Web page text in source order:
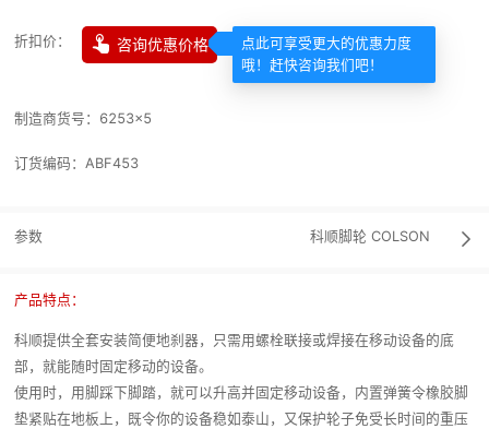
折扣价：  咨询优惠价格
点此可享受更大的优惠力度
哦！赶快咨询我们吧！
制造商货号： 6253×5
订货编码： ABF453
参数 科顺脚轮 COLSON 
产品特点：
科顺提供全套安装简便地刹器，只需用螺栓联接或焊接在移动设备的底
部，就能随时固定移动的设备。
使用时，用脚踩下脚踏，就可以升高并固定移动设备，内置弹簧令橡胶脚
垫紧贴在地板上，既令你的设备稳如泰山，又保护轮子免受长时间的重压